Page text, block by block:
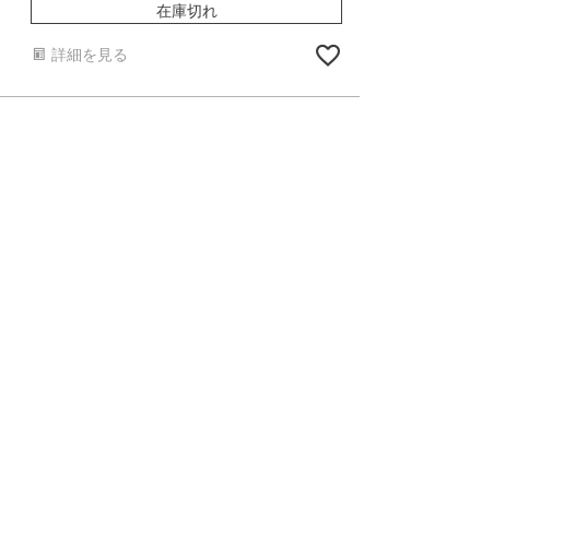
在庫切れ
詳細を見る